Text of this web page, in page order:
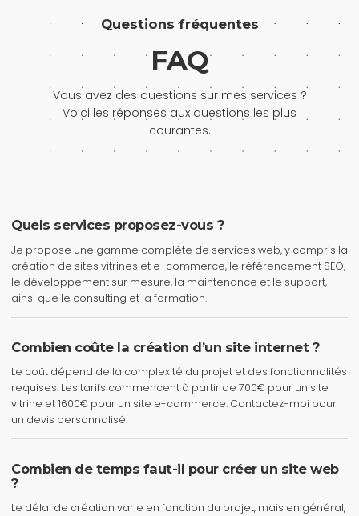
Questions fréquentes
FAQ
Vous avez des questions sur mes services ?
Voici les réponses aux questions les plus
courantes.
Quels services proposez-vous ?
Je propose une gamme complète de services web, y compris la
création de sites vitrines et e-commerce, le référencement SEO,
le développement sur mesure, la maintenance et le support,
ainsi que le consulting et la formation.
Combien coûte la création d’un site internet ?
Le coût dépend de la complexité du projet et des fonctionnalités
requises. Les tarifs commencent à partir de 700€ pour un site
vitrine et 1600€ pour un site e-commerce. Contactez-moi pour
un devis personnalisé.
Combien de temps faut-il pour créer un site web
?
Le délai de création varie en fonction du projet, mais en général,